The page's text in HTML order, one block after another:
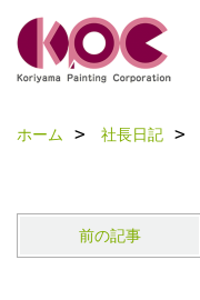
ホーム 社長日記
前の記事